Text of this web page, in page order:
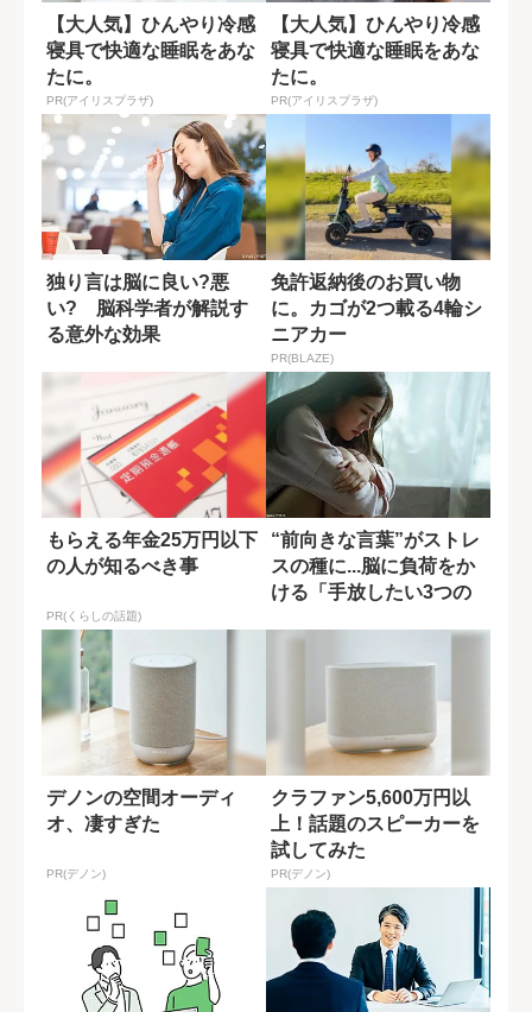
【大人気】ひんやり冷感
寝具で快適な睡眠をあな
たに。
PR(アイリスプラザ)
【大人気】ひんやり冷感
寝具で快適な睡眠をあな
たに。
PR(アイリスプラザ)
独り言は脳に良い?悪
い? 脳科学者が解説す
る意外な効果
免許返納後のお買い物
に。カゴが2つ載る4輪シ
ニアカー
PR(BLAZE)
もらえる年金25万円以下
の人が知るべき事
PR(くらしの話題)
“前向きな言葉”がストレ
スの種に...脳に負荷をか
ける「手放したい3つの
デノンの空間オーディ
オ、凄すぎた
PR(デノン)
クラファン5,600万円以
上！話題のスピーカーを
試してみた
PR(デノン)